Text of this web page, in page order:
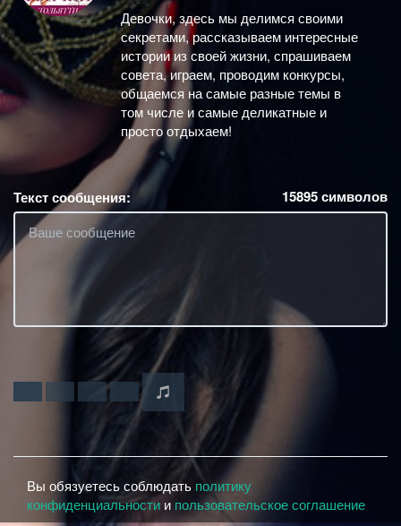
Девочки, здесь мы делимся своими
секретами, рассказываем интересные
истории из своей жизни, спрашиваем
совета, играем, проводим конкурсы,
общаемся на самые разные темы в
том числе и самые деликатные и
просто отдыхаем!
Текст сообщения: 15895символов
Вы обязуетесь соблюдать политику
конфиденциальности и пользовательское соглашение